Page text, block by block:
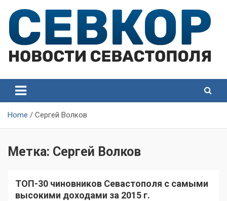
content
Севастополя
Севастополя
Home Сергей Волков
Метка: Сергей Волков
ТОП-30 чиновников Севастополя с самыми
высокими доходами за 2015 г.